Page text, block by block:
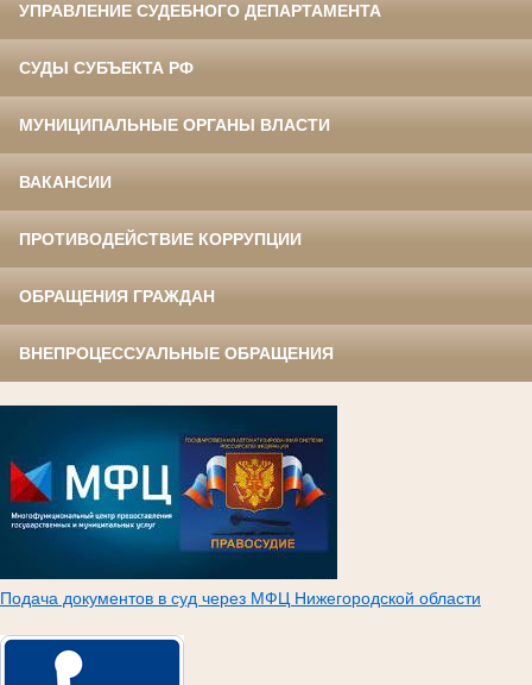
УПРАВЛЕНИЕ СУДЕБНОГО ДЕПАРТАМЕНТА
СУДЫ СУБЪЕКТА РФ
МУНИЦИПАЛЬНЫЕ ОРГАНЫ ВЛАСТИ
ВАКАНСИИ
ПРОТИВОДЕЙСТВИЕ КОРРУПЦИИ
ОБРАЩЕНИЯ ГРАЖДАН
ВНЕПРОЦЕССУАЛЬНЫЕ ОБРАЩЕНИЯ
Подача документов в суд через МФЦ Нижегородской области